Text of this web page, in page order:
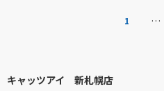
1 …
キャッツアイ 新札幌店